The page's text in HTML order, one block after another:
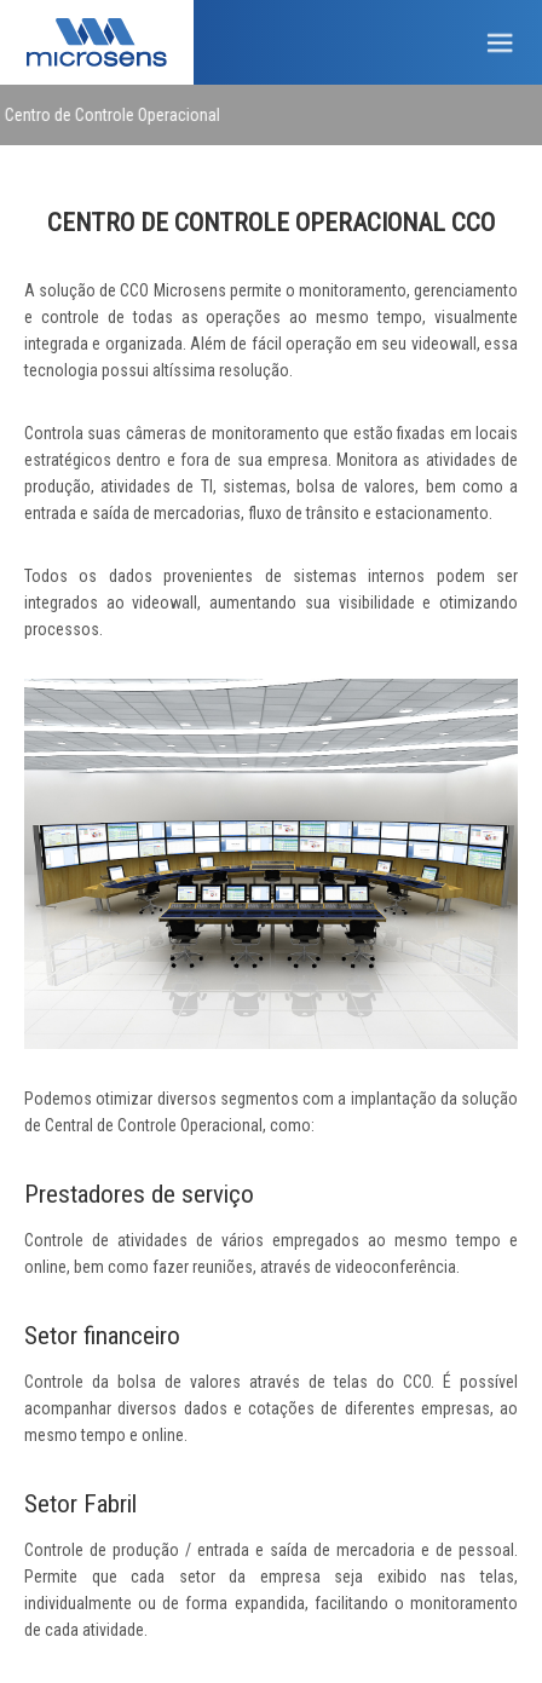
Controle Operacional
CENTRO DE CONTROLE OPERACIONAL CCO
A solução de CCO Microsens permite o monitoramento, gerenciamento
e controle de todas as operações ao mesmo tempo, visualmente
integrada e organizada. Além de fácil operação em seu videowall, essa
tecnologia possui altíssima resolução.
Controla suas câmeras de monitoramento que estão fixadas em locais
estratégicos dentro e fora de sua empresa. Monitora as atividades de
produção, atividades de TI, sistemas, bolsa de valores, bem como a
entrada e saída de mercadorias, fluxo de trânsito e estacionamento.
Todos os dados provenientes de sistemas internos podem ser
integrados ao videowall, aumentando sua visibilidade e otimizando
processos.
Podemos otimizar diversos segmentos com a implantação da solução
de Central de Controle Operacional, como:
Prestadores de serviço
Controle de atividades de vários empregados ao mesmo tempo e
online, bem como fazer reuniões, através de videoconferência.
Setor financeiro
Controle da bolsa de valores através de telas do CCO. É possível
acompanhar diversos dados e cotações de diferentes empresas, ao
mesmo tempo e online.
Setor Fabril
Controle de produção / entrada e saída de mercadoria e de pessoal.
Permite que cada setor da empresa seja exibido nas telas,
individualmente ou de forma expandida, facilitando o monitoramento
de cada atividade.